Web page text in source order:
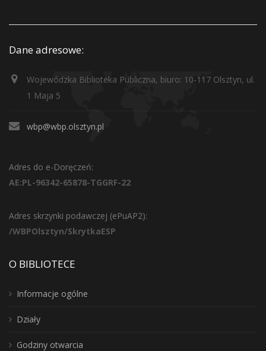
Dane adresowe:
Wojewódzka Biblioteka Publiczna, biuro: 10-117 Olsztyn, ul.
1 Maja 5
wbp@wbp.olsztyn.pl
Adres do e-Doręczeń:
AE:PL-96342-65878-TGGRF-22
Adres skrzynki podawczej (ePuAP2):
/WBPOlsztyn/SkrytkaESP
O BIBLIOTECE
Informacje ogólne
Działy
Godziny otwarcia